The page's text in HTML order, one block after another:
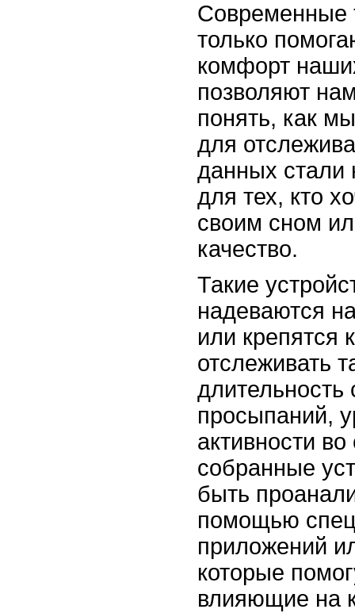
Современные
только
комфорт
позволяют
понять, как
для
данных стали
для тех, кто
своим сном
качество.
Такие
надеваются
или крепятся
отслеживать
длительность
просыпаний,
активности
собранные
быть
помощью
приложений
которые
влияющие на